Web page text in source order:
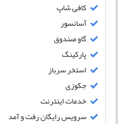
کافی شاپ
آسانسور
گاو صندوق
پارکینگ
استخر سرباز
جکوزی
خدمات اینترنت
سرویس رایگان رفت و آمد